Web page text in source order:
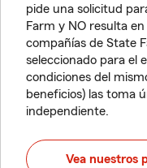
pide una solicitud
Farm y NO resulta
compañías de State
seleccionado para el
condiciones del
beneficios) las toma
independiente.
Vea nuestros